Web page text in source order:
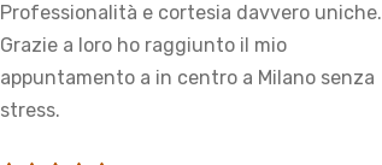
Professionalità e cortesia davvero uniche.
Grazie a loro ho raggiunto il mio
appuntamento a in centro a Milano senza
stress.